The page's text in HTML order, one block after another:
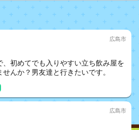
広島市
、初めてでも入りやすい立ち飲み屋を
んか？男友達と行きたいです。
広島市